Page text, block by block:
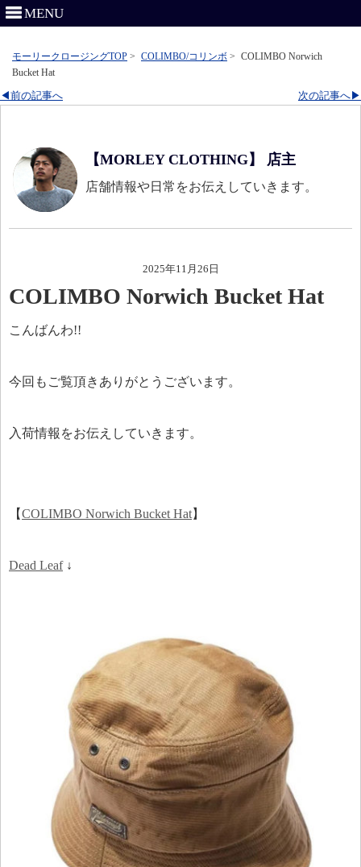
MENU
モーリークロージングTOP > COLIMBO/コリンボ > COLIMBO Norwich
Bucket Hat
次の記事へ▶
◀前の記事へ
【MORLEY CLOTHING】 店主
店舗情報や日常をお伝えしていきます。
2025年11月26日
COLIMBO Norwich Bucket Hat
こんばんわ!!
今回もご覧頂きありがとうございます。
入荷情報をお伝えしていきます。
【COLIMBO Norwich Bucket Hat】
Dead Leaf↓